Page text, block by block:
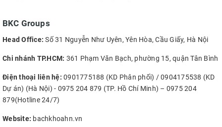
BKC Groups
Head Office:Số 31 Nguyễn Như Uyên, Yên Hòa, Cầu Giấy, Hà Nội
Chi nhánh TP.HCM: 361 Phạm Văn Bạch, phường 15, quận Tân Bình
Điện thoại liên hệ: 0901775188 (KD Phân phối) / 0904175538 (KD
Dự án) (Hà Nội) - 0975 204 879 (TP. Hồ Chí Minh) – 0975 204
879(Hotline 24/7)
Website: bachkhoahn.vn